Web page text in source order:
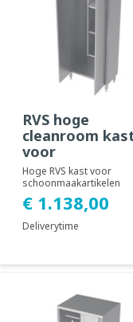
RVS hoge
cleanroom
voor
Hoge RVS kast voor
schoonmaakartikelen
uitgerust met
deuren. De kast is
€ 1.138,00
Deliverytime